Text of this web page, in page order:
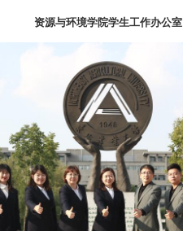
资源与环境学院学生工作办公室